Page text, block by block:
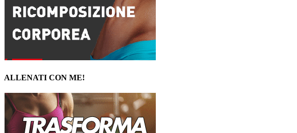
ALLENATI CON ME!